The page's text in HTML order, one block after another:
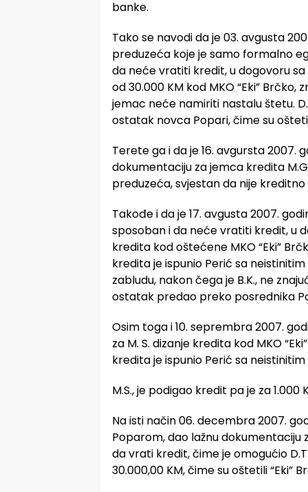
banke.
Tako se navodi da je 03. avgusta
preduzeća koje je samo formalno
da neće vratiti kredit, u dogovoru
od 30.000 KM kod MKO “Eki”
jemac neće namiriti nastalu štetu.
ostatak novca Popari, čime su
Terete ga i da je 16. avgursta 2007.
dokumentaciju za jemca kredita
preduzeća, svjestan da nije
Takođe i da je 17. avgusta 2007.
sposoban i da neće vratiti kredit, u
kredita kod oštećene MKO “Eki”
kredita je ispunio Perić sa
zabludu, nakon čega je B.K., ne
ostatak predao preko posrednika
Osim toga i 10. seprembra 2007.
za M. S. dizanje kredita kod MKO
kredita je ispunio Perić sa
M.S., je podigao kredit pa je za
Na isti način 06. decembra 2007.
Poparom, dao lažnu dokumentaciju
da vrati kredit, čime je omogućio
30.000,00 KM, čime su oštetili “Eki”